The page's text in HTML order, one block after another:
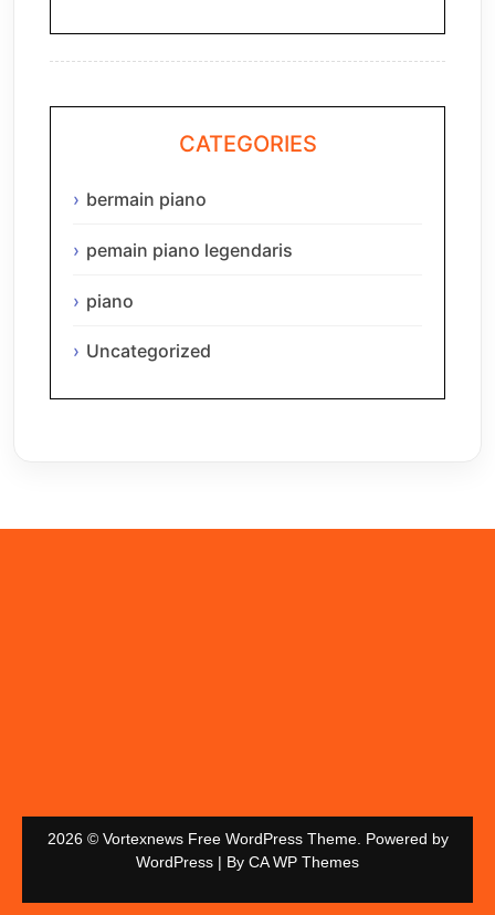
CATEGORIES
bermain piano
pemain piano legendaris
piano
Uncategorized
2026 © Vortexnews Free WordPress Theme. Powered by
WordPress | By CA WP Themes